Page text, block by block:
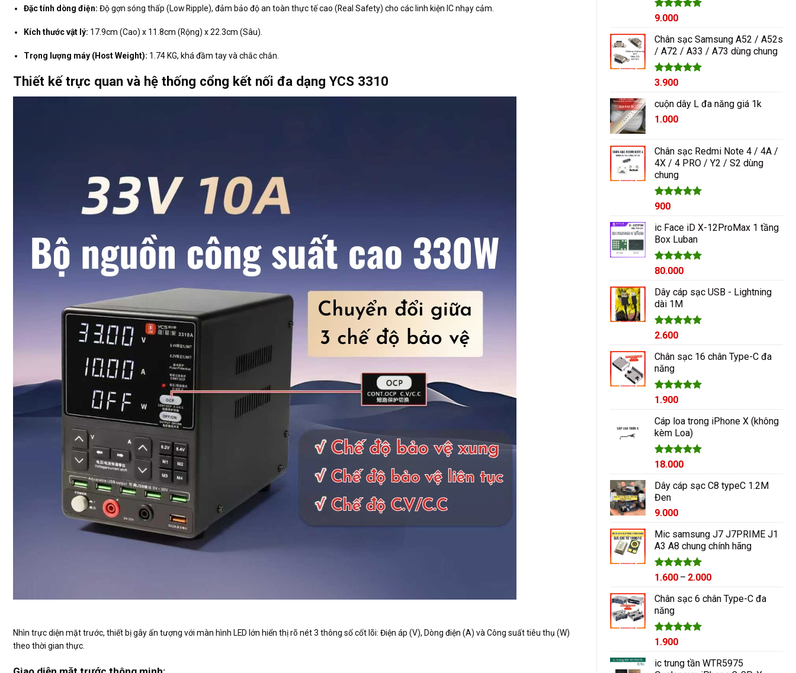
Được xếp
5 sao
9.000
Chân sạc Samsung A52 / A52s
/ A72 / A33 / A73 dùng chung
Được xếp
5 sao
3.900
cuộn dây L đa năng giá 1k
1.000
Chân sạc Redmi Note 4 / 4A /
4X / 4 PRO / Y2 / S2 dùng
chung
Được xếp
5 sao
900
ic Face iD X-12ProMax 1 tầng
Box Luban
Được xếp
5 sao
80.000
Dây cáp sạc USB - Lightning
dài 1M
Được xếp
5 sao
2.600
Chân sạc 16 chân Type-C đa
năng
Được xếp
5 sao
1.900
Cáp loa trong iPhone X (không
kèm Loa)
Được xếp
5 sao
18.000
Dây cáp sạc C8 typeC 1.2M
Đen
9.000
Mic samsung J7 J7PRIME J1
A3 A8 chung chính hãng
Được xếp
5 sao
1.600 – 2.000Khoảng
từ
Chân sạc 6 chân Type-C đa
năng
Được xếp
5 sao
1.900
ic trung tần WTR5975
Đặc tính dòng điện: Độ gợn sóng thấp (Low Ripple), đảm bảo độ an toàn thực tế cao (Real Safety) cho các linh kiện IC nhạy cảm.
Kích thước vật lý: 17.9cm (Cao) x 11.8cm (Rộng) x 22.3cm (Sâu).
Trọng lượng máy (Host Weight): 1.74 KG, khá đầm tay và chắc chắn.
Thiết kế trực quan và hệ thống cổng kết nối đa dạng YCS 3310
Nhìn trực diện mặt trước, thiết bị gây ấn tượng với màn hình LED lớn hiển thị rõ nét 3 thông số cốt lõi: Điện áp (V), Dòng điện (A) và Công suất tiêu thụ (W)
theo thời gian thực.